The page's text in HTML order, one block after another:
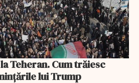
Teheran. Cum trăiesc
lui Trump